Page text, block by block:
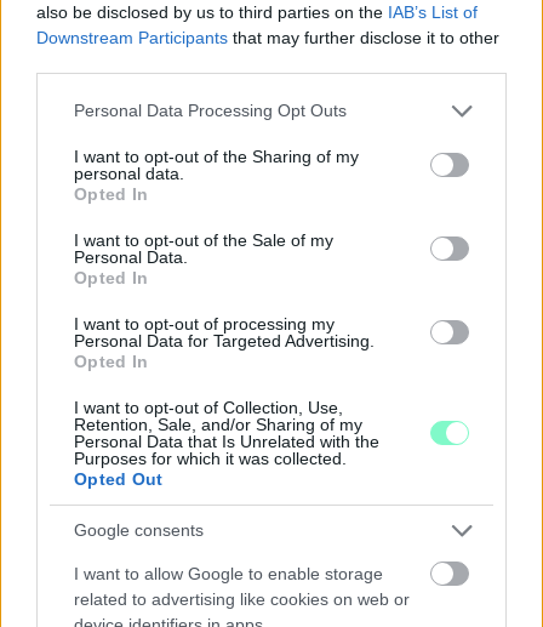
also be disclosed by us to third parties on the IAB’s List of
Downstream Participants that may further disclose it to other
Please note that this website/app uses one or more Google
not limited to your visit or usage behaviour. You may click to
grant or deny consent to Google and its third-party tags to
use your data for below specified purposes in below Google
consent section.
Personal Data Processing Opt Outs
I want to opt-out of the Sharing of my
personal data.
Opted In
I want to opt-out of the Sale of my
Personal Data.
Opted In
I want to opt-out of processing my
Personal Data for Targeted Advertising.
Opted In
I want to opt-out of Collection, Use,
Retention, Sale, and/or Sharing of my
Personal Data that Is Unrelated with the
Purposes for which it was collected.
Opted Out
Google consents
I want to allow Google to enable storage
related to advertising like cookies on web or
76 MILLIÓ FORINTOS BERUHÁZÁS KERETÉBEN
ÚJULT MEG A HOMOKSORI ÚT GYŐRSZENTIVÁNON
Lezárult a felújítás, megtörtént a műszaki átadás - ugyanakkor
a padka murvázásának hiányosságaira is felhívták a figyelmet.